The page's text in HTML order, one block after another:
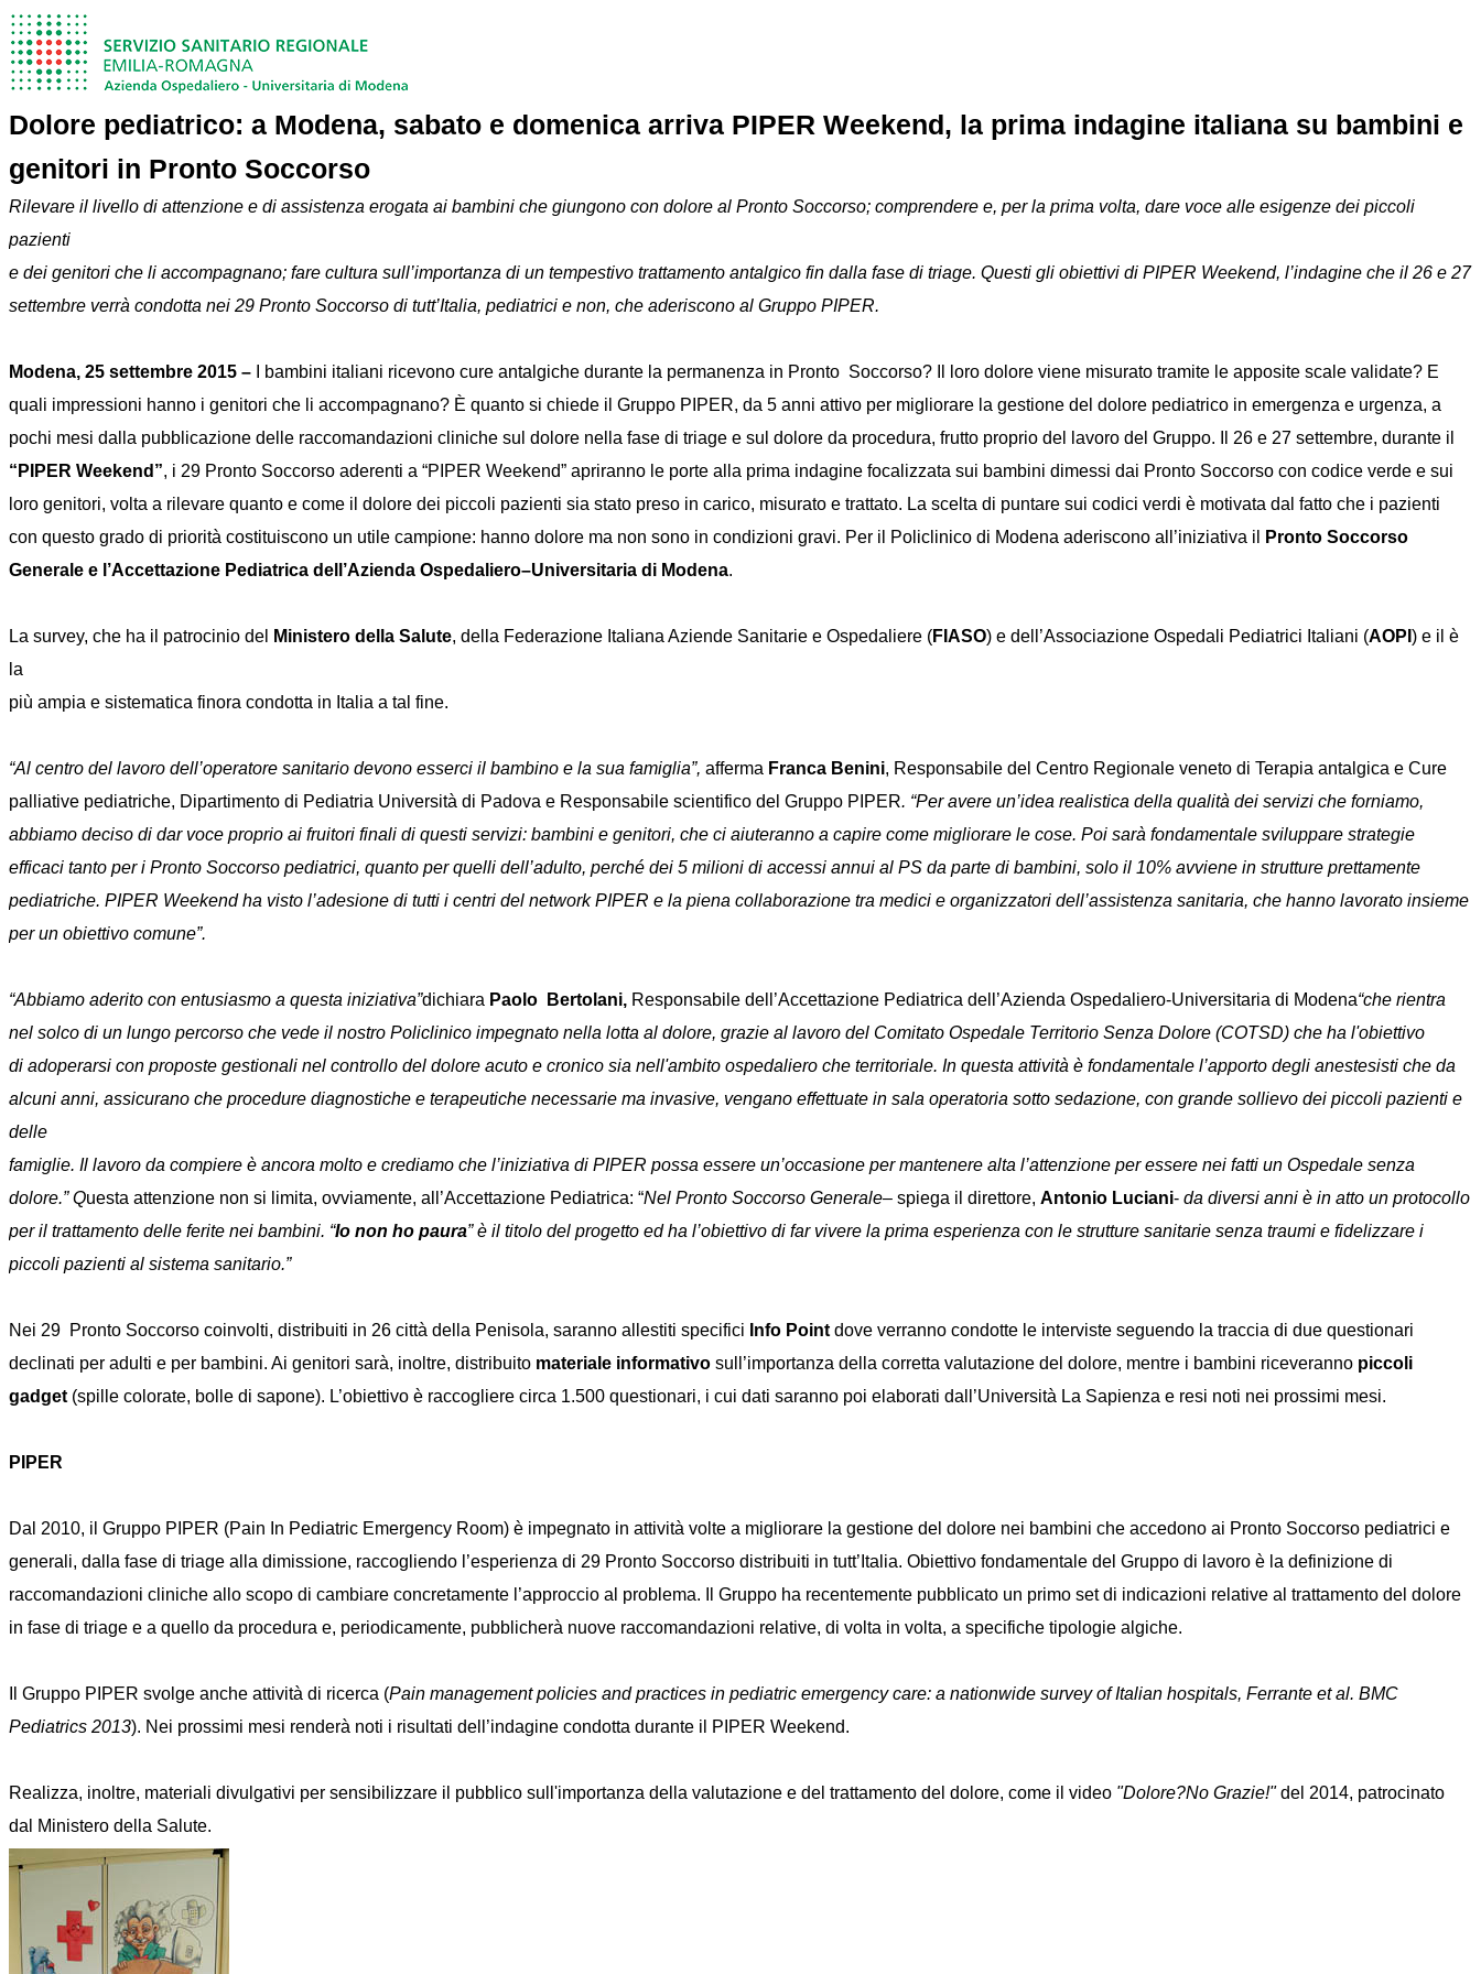
Dolore pediatrico: a Modena, sabato e domenica arriva PIPER Weekend, la prima indagine italiana su bambini e
genitori in Pronto Soccorso
Rilevare il livello di attenzione e di assistenza erogata ai bambini che giungono con dolore al Pronto Soccorso; comprendere e, per la prima volta, dare voce alle esigenze dei piccoli
pazienti
e dei genitori che li accompagnano; fare cultura sull’importanza di un tempestivo trattamento antalgico fin dalla fase di triage. Questi gli obiettivi di PIPER Weekend, l’indagine che il 26 e 27
settembre verrà condotta nei 29 Pronto Soccorso di tutt’Italia, pediatrici e non, che aderiscono al Gruppo PIPER.
Modena, 25 settembre 2015 –
I bambini italiani ricevono cure antalgiche durante la permanenza in Pronto Soccorso? Il loro dolore viene misurato tramite le apposite scale validate? E
quali impressioni hanno i genitori che li accompagnano? È quanto si chiede il Gruppo PIPER, da 5 anni attivo per migliorare la gestione del dolore pediatrico in emergenza e urgenza, a
pochi mesi dalla pubblicazione delle raccomandazioni cliniche sul dolore nella fase di triage e sul dolore da procedura, frutto proprio del lavoro del Gruppo. Il 26 e 27 settembre, durante il
“PIPER Weekend”, i 29 Pronto Soccorso aderenti a “PIPER Weekend” apriranno le porte alla prima indagine focalizzata sui bambini dimessi dai Pronto Soccorso con codice verde e sui
loro genitori, volta a rilevare quanto e come il dolore dei piccoli pazienti sia stato preso in carico, misurato e trattato. La scelta di puntare sui codici verdi è motivata dal fatto che i pazienti
con questo grado di priorità costituiscono un utile campione: hanno dolore ma non sono in condizioni gravi. Per il Policlinico di Modena aderiscono all’iniziativa il
Pronto Soccorso
Generale e l’Accettazione Pediatrica dell’Azienda Ospedaliero–Universitaria di Modena.
La survey, che ha il patrocinio del Ministero della Salute, della Federazione Italiana Aziende Sanitarie e Ospedaliere (FIASO) e dell’Associazione Ospedali Pediatrici Italiani (AOPI ) e il è
la
più ampia e sistematica finora condotta in Italia a tal fine.
“Al centro del lavoro dell’operatore sanitario devono esserci il bambino e la sua famiglia”, afferma Franca Benini, Responsabile del Centro Regionale veneto di Terapia antalgica e Cure
palliative pediatriche, Dipartimento di Pediatria Università di Padova e Responsabile scientifico del Gruppo PIPER. “Per avere un’idea realistica della qualità dei servizi che forniamo,
abbiamo deciso di dar voce proprio ai fruitori finali di questi servizi: bambini e genitori, che ci aiuteranno a capire come migliorare le cose. Poi sarà fondamentale sviluppare strategie
efficaci tanto per i Pronto Soccorso pediatrici, quanto per quelli dell’adulto, perché dei 5 milioni di accessi annui al PS da parte di bambini, solo il 10% avviene in strutture prettamente
pediatriche. PIPER Weekend ha visto l’adesione di tutti i centri del network PIPER e la piena collaborazione tra medici e organizzatori dell’assistenza sanitaria, che hanno lavorato insieme
per un obiettivo comune”.
“Abbiamo aderito con entusiasmo a questa iniziativa”dichiara Paolo Bertolani, Responsabile dell’Accettazione Pediatrica dell’Azienda Ospedaliero-Universitaria di Modena“che rientra
nel solco di un lungo percorso che vede il nostro Policlinico impegnato nella lotta al dolore, grazie al lavoro del Comitato Ospedale Territorio Senza Dolore (COTSD) che ha l'obiettivo
di adoperarsi con proposte gestionali nel controllo del dolore acuto e cronico sia nell'ambito ospedaliero che territoriale. In questa attività è fondamentale l’apporto degli anestesisti che da
alcuni anni, assicurano che procedure diagnostiche e terapeutiche necessarie ma invasive, vengano effettuate in sala operatoria sotto sedazione, con grande sollievo dei piccoli pazienti e
delle
famiglie. Il lavoro da compiere è ancora molto e crediamo che l’iniziativa di PIPER possa essere un’occasione per mantenere alta l’attenzione per essere nei fatti un Ospedale senza
dolore.” Questa attenzione non si limita, ovviamente, all’Accettazione Pediatrica: “Nel Pronto Soccorso Generale– spiega il direttore, Antonio Luciani- da diversi anni è in atto un protocollo
per il trattamento delle ferite nei bambini. “Io non ho paura” è il titolo del progetto ed ha l’obiettivo di far vivere la prima esperienza con le strutture sanitarie senza traumi e fidelizzare i
piccoli pazienti al sistema sanitario.”
Nei 29 Pronto Soccorso coinvolti, distribuiti in 26 città della Penisola, saranno allestiti specifici Info Point dove verranno condotte le interviste seguendo la traccia di due questionari
declinati per adulti e per bambini. Ai genitori sarà, inoltre, distribuito materiale informativo sull’importanza della corretta valutazione del dolore, mentre i bambini riceveranno piccoli
gadget (spille colorate, bolle di sapone). L’obiettivo è raccogliere circa 1.500 questionari, i cui dati saranno poi elaborati dall’Università La Sapienza e resi noti nei prossimi mesi.
PIPER
Dal 2010, il Gruppo PIPER (Pain In Pediatric Emergency Room) è impegnato in attività volte a migliorare la gestione del dolore nei bambini che accedono ai Pronto Soccorso pediatrici e
generali, dalla fase di triage alla dimissione, raccogliendo l’esperienza di 29 Pronto Soccorso distribuiti in tutt’Italia. Obiettivo fondamentale del Gruppo di lavoro è la definizione di
raccomandazioni cliniche allo scopo di cambiare concretamente l’approccio al problema. Il Gruppo ha recentemente pubblicato un primo set di indicazioni relative al trattamento del dolore
in fase di triage e a quello da procedura e, periodicamente, pubblicherà nuove raccomandazioni relative, di volta in volta, a specifiche tipologie algiche.
Il Gruppo PIPER svolge anche attività di ricerca (Pain management policies and practices in pediatric emergency care: a nationwide survey of Italian hospitals, Ferrante et al. BMC
Pediatrics 2013). Nei prossimi mesi renderà noti i risultati dell’indagine condotta durante il PIPER Weekend.
Realizza, inoltre, materiali divulgativi per sensibilizzare il pubblico sull'importanza della valutazione e del trattamento del dolore, come il video "Dolore?No Grazie!"del 2014, patrocinato
dal Ministero della Salute.